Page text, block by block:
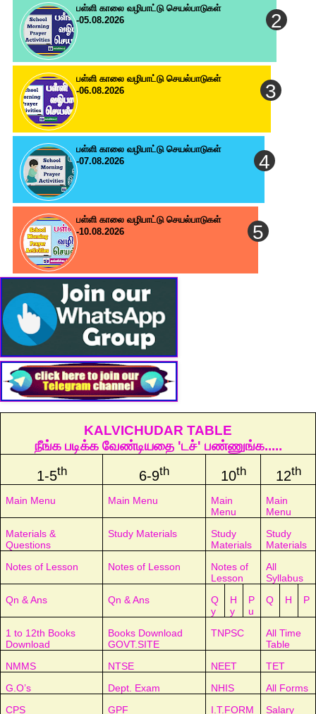
பள்ளி காலை வழிபாட்டு செயல்பாடுகள்
-05.08.2026
பள்ளி காலை வழிபாட்டு செயல்பாடுகள்
-06.08.2026
பள்ளி காலை வழிபாட்டு செயல்பாடுகள்
-07.08.2026
பள்ளி காலை வழிபாட்டு செயல்பாடுகள்
-10.08.2026
KALVICHUDAR TABLE
நீங்க படிக்க வேண்டியதை 'டச்' பண்ணுங்க.....
1-5th 6-9th 10th 12th
Main Menu Main Menu
Main
Menu
Main
Menu
Materials &
Questions
Study Materials
Study
Materials
Study
Materials
Notes of Lesson
Notes of Lesson
Notes of
Lesson
All
Syllabus
Qn & Ans
Qn & Ans
Q
y
H
y
P
u
Q H P
1 to 12th Books
Download
Books Download
GOVT.SITE
TNPSC
All Time
Table
NMMS
NTSE NEET
TET
G.O’s
Dept. Exam NHIS
All Forms
CPS
GPF I.T.FORM Salary